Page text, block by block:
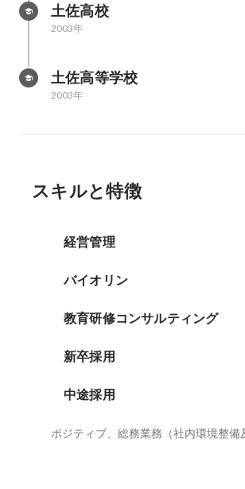
土佐高校
2003年
土佐高等学校
2003年
スキルと特徴
経営管理
バイオリン
教育研修コンサルティング
新卒採用
中途採用